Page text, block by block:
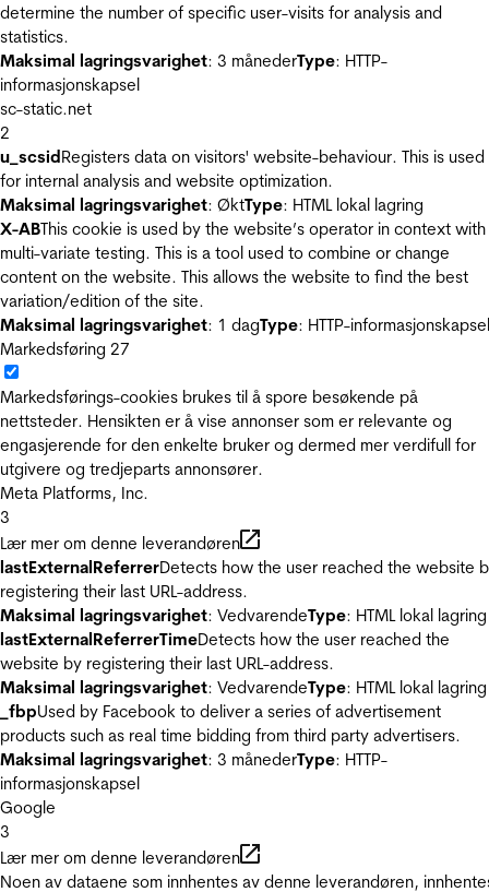
determine the number of specific user-visits for analysis and
statistics.
Maksimal lagringsvarighet: 3 månederType: HTTP-
informasjonskapsel
sc-static.net
2
u_scsidRegisters data on visitors' website-behaviour. This is used
for internal analysis and website optimization.
Maksimal lagringsvarighet: ØktType: HTML lokal lagring
X-ABThis cookie is used by the website’s operator in context with
multi-variate testing. This is a tool used to combine or change
content on the website. This allows the website to find the best
variation/edition of the site.
Maksimal lagringsvarighet: 1 dagType: HTTP-informasjonskapsel
Markedsføring 27
Markedsførings-cookies brukes til å spore besøkende på
nettsteder. Hensikten er å vise annonser som er relevante og
engasjerende for den enkelte bruker og dermed mer verdifull for
utgivere og tredjeparts annonsører.
Meta Platforms, Inc.
3
Lær mer om denne leverandøren
lastExternalReferrerDetects how the user reached the website
registering their last URL-address.
Maksimal lagringsvarighet: VedvarendeType: HTML lokal lagring
lastExternalReferrerTimeDetects how the user reached the
website by registering their last URL-address.
Maksimal lagringsvarighet: VedvarendeType: HTML lokal lagring
_fbpUsed by Facebook to deliver a series of advertisement
products such as real time bidding from third party advertisers.
Maksimal lagringsvarighet: 3 månederType: HTTP-
informasjonskapsel
Google
3
Lær mer om denne leverandøren
Noen av dataene som innhentes av denne leverandøren,